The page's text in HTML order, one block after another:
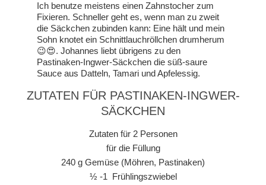
Ich benutze meistens einen Zahnstocher zum
Fixieren. Schneller geht es, wenn man zu zweit
die Säckchen zubinden kann: Eine hält und mein
Sohn knotet ein Schnittlauchröllchen drumherum
😉😍. Johannes liebt übrigens zu den
Pastinaken-Ingwer-Säckchen die süß-saure
Sauce aus Datteln, Tamari und Apfelessig.
ZUTATEN FÜR PASTINAKEN-INGWER-
SÄCKCHEN
Zutaten für 2 Personen
für die Füllung
240 g Gemüse (Möhren, Pastinaken)
½ -1 Frühlingszwiebel